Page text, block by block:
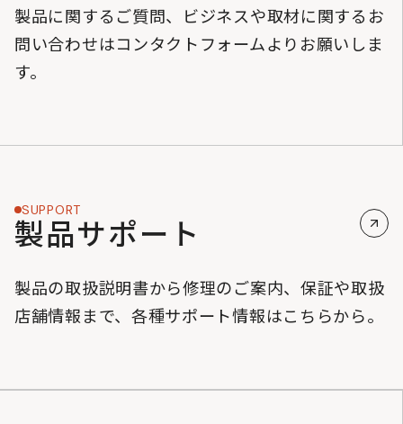
製品に関するご質問、ビジネスや取材に関するお
問い合わせはコンタクトフォームよりお願いしま
す。
SUPPORT
製品サポート
製品の取扱説明書から修理のご案内、保証や取扱
店舗情報まで、各種サポート情報はこちらから。